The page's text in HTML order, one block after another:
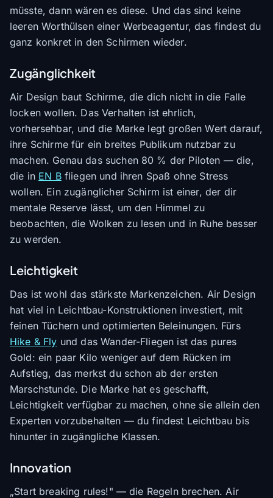
müsste, dann wären es diese. Und das sind keine
leeren Worthülsen einer Werbeagentur, das findest du
ganz konkret in den Schirmen wieder.
Zugänglichkeit
Air Design baut Schirme, die dich nicht in die Falle
locken wollen. Das Verhalten ist ehrlich,
vorhersehbar, und die Marke legt großen Wert darauf,
ihre Schirme für ein breites Publikum nutzbar zu
machen. Genau das suchen 80 % der Piloten — die,
die in EN Bfliegen und ihren Spaß ohne Stress
wollen. Ein zugänglicher Schirm ist einer, der dir
mentale Reserve lässt, um den Himmel zu
beobachten, die Wolken zu lesen und in Ruhe besser
zu werden.
Leichtigkeit
Das ist wohl das stärkste Markenzeichen. Air Design
hat viel in Leichtbau-Konstruktionen investiert, mit
feinen Tüchern und optimierten Beleinungen. Fürs
Hike & Fly und das Wander-Fliegen ist das pures
Gold: ein paar Kilo weniger auf dem Rücken im
Aufstieg, das merkst du schon ab der ersten
Marschstunde. Die Marke hat es geschafft,
Leichtigkeit verfügbar zu machen, ohne sie allein den
Experten vorzubehalten — du findest Leichtbau bis
hinunter in zugängliche Klassen.
Innovation
„Start breaking rules!" — die Regeln brechen. Air